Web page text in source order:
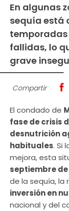
En algunas
sequía está
fallidas, lo
grave
Compartir
El condado de
fase de crisis
desnutrición
habituales. Si
mejora, esta
septiembre de
de la sequía, la
inversión en
nacional y del